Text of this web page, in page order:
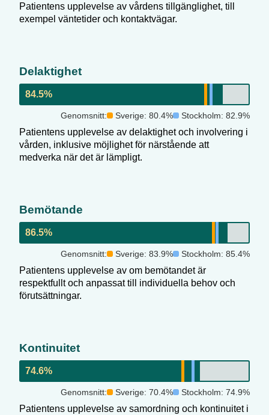
Patientens upplevelse av vårdens tillgänglighet, till
exempel väntetider och kontaktvägar.
Delaktighet
84.5%
Genomsnitt: Sverige: 80.4% Stockholm: 82.9%
Patientens upplevelse av delaktighet och involvering i
vården, inklusive möjlighet för närstående att
medverka när det är lämpligt.
Bemötande
86.5%
Genomsnitt: Sverige: 83.9% Stockholm: 85.4%
Patientens upplevelse av om bemötandet är
respektfullt och anpassat till individuella behov och
förutsättningar.
Kontinuitet
74.6%
Genomsnitt: Sverige: 70.4% Stockholm: 74.9%
Patientens upplevelse av samordning och kontinuitet i